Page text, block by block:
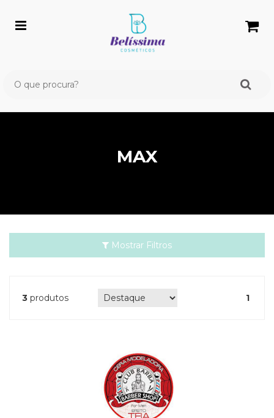
MAX
Mostrar Filtros
3 produtos 1